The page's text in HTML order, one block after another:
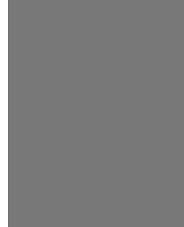
Panerai offert. Lors du
cadeau